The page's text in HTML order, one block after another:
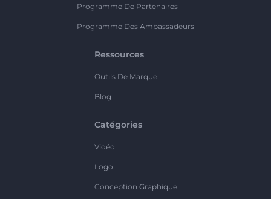
Programme De Partenaires
Programme Des Ambassadeurs
Ressources
Outils De Marque
Blog
Catégories
Vidéo
Logo
Conception Graphique